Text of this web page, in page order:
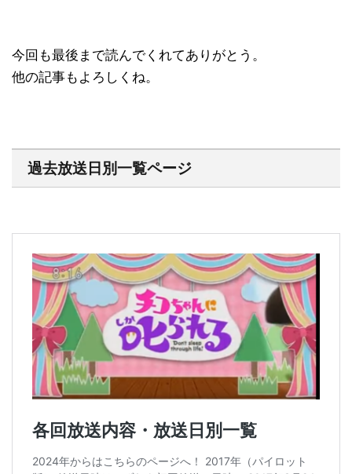
今回も最後まで読んでくれてありがとう。
他の記事もよろしくね。
過去放送日別一覧ページ